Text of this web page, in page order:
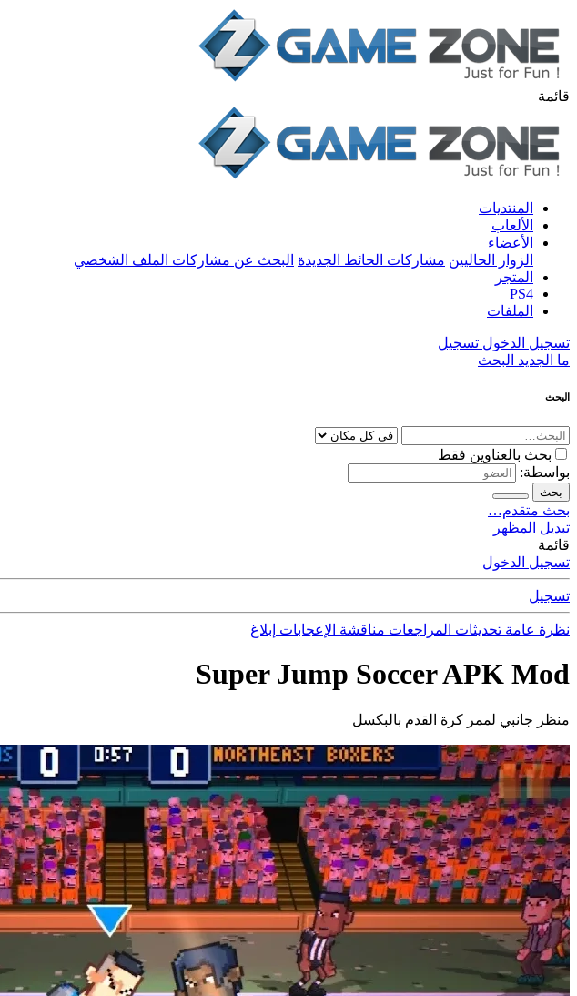
قائمة
المنتديات
الألعاب
الأعضاء
الزوار الحاليين مشاركات الحائط الجديدة البحث عن مشاركات الملف الشخصي
المتجر
PS4
الملفات
تسجيل الدخول تسجيل
ما الجديد البحث
البحث
بحث بالعناوين فقط
بواسطة:
بحث
بحث متقدم…
تبديل المظهر
قائمة
تسجيل الدخول
تسجيل
نظرة عامة تحديثات المراجعات مناقشة الإعجابات إبلاغ
Super Jump Soccer APK Mod
منظر جانبي لممر كرة القدم بالبكسل